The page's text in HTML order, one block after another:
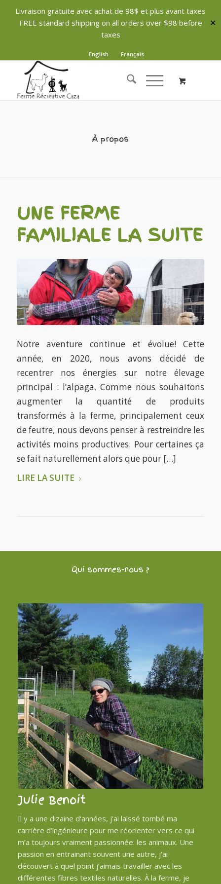
Livraison gratuite avec achat de 98$ et plus avant taxes
FREE standard shipping on all orders over $98 before
taxes
✕
English Français
À propos
UNE FERME
FAMILIALE LA SUITE
Notre aventure continue et évolue! Cette
année, en 2020, nous avons décidé de
recentrer nos énergies sur notre élevage
principal : l’alpaga. Comme nous souhaitons
augmenter la quantité de produits
transformés à la ferme, principalement ceux
de feutre, nous devons penser à restreindre les
activités moins productives. Pour certaines ça
se fait naturellement alors que pour […]
LIRE LA SUITE
Qui sommes-nous ?
Julie Benoit
Il y a une dizaine d‘années, j’ai laissé tombé ma
carrière d’ingénieure pour me réorienter vers ce qui
m’a toujours vraiment passionnée: les animaux. Une
passion en entrainant souvent une autre, j‘ai
découvert à quel point j’aimais travailler avec les
différentes fibres textiles naturelles. À la ferme, je